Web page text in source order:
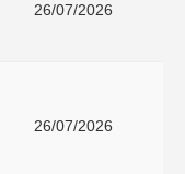
26/07/2026
26/07/2026